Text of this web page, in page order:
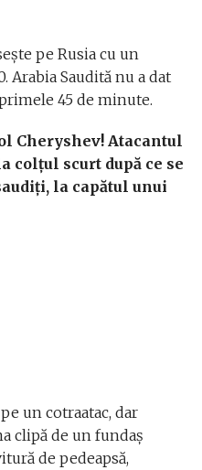
pe Rusia cu un
Arabia Saudită nu a dat
45 de minute.
Cheryshev! Atacantul
colțul scurt după ce se
la capătul unui
un cotraatac, dar
clipă de un fundaș
de pedeapsă,